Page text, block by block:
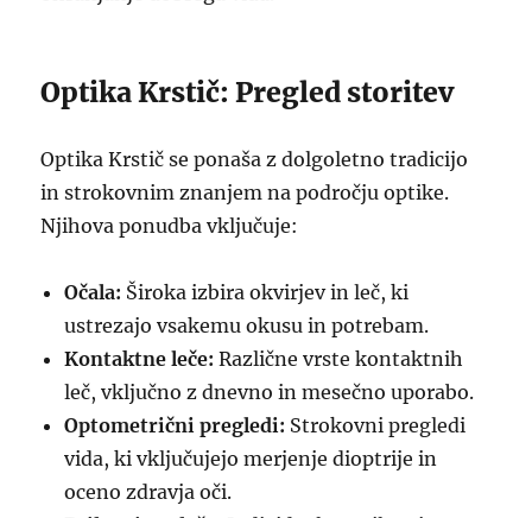
Optika Krstič: Pregled storitev
Optika Krstič se ponaša z dolgoletno tradicijo
in strokovnim znanjem na področju optike.
Njihova ponudba vključuje:
Očala: Široka izbira okvirjev in leč, ki
ustrezajo vsakemu okusu in potrebam.
Kontaktne leče: Različne vrste kontaktnih
leč, vključno z dnevno in mesečno uporabo.
Optometrični pregledi: Strokovni pregledi
vida, ki vključujejo merjenje dioptrije in
oceno zdravja oči.